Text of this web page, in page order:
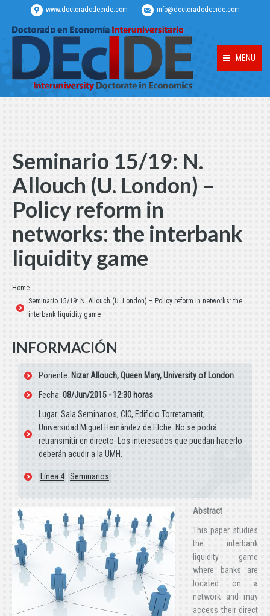
www.doctoradodecide.com info@doctoradodecide.com
MENU
Seminario 15/19: N.
Allouch (U. London) –
Policy reform in
networks: the interbank
liquidity game
Estás aquí:
Home
Seminario 15/19: N. Allouch (U. London) – Policy reform in networks: the
interbank liquidity game
INFORMACIÓN
Ponente: Nizar Allouch, Queen Mary, University of London
Fecha: 08/Jun/2015 - 12:30 horas
Lugar: Sala Seminarios, CIO, Edificio Torretamarit,
Universidad Miguel Hernández de Elche. No se podrá
retransmitir en directo. Los interesados que puedan hacerlo
deberán acudir a la UMH.
Línea 4 Seminarios
Abstract
This paper studies
the interbank
liquidity game
where banks are
located on a
network and may
access their direct